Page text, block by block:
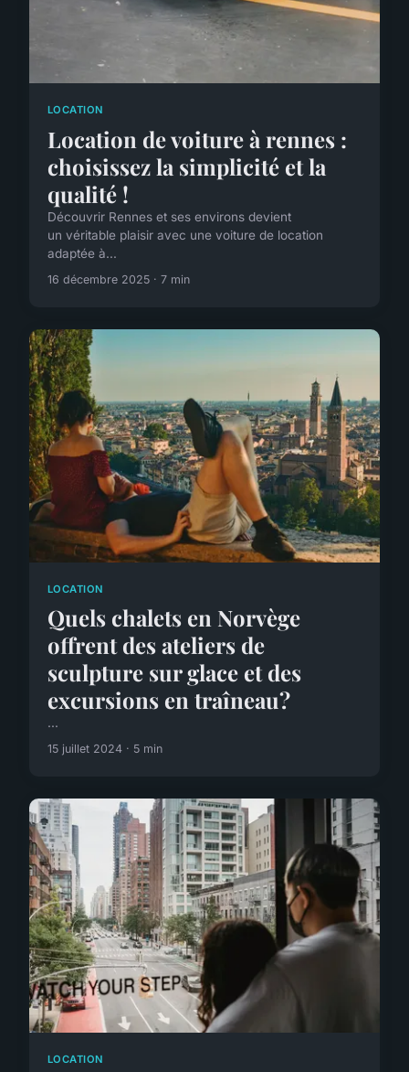
LOCATION
Location de voiture à rennes :
choisissez la simplicité et la
qualité !
Découvrir Rennes et ses environs devient
un véritable plaisir avec une voiture de location
adaptée à...
16 décembre 2025 · 7 min
LOCATION
Quels chalets en Norvège
offrent des ateliers de
sculpture sur glace et des
excursions en traîneau?
...
15 juillet 2024 · 5 min
LOCATION